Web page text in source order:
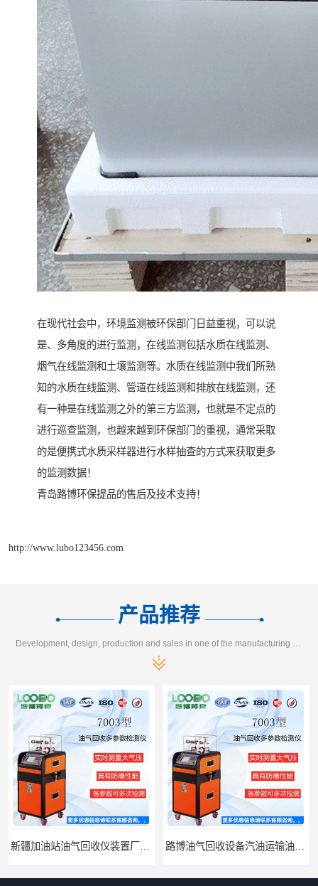
在现代社会中，环境监测被环保部门日益重视，可以说
是、多角度的进行监测，在线监测包括水质在线监测、
烟气在线监测和土壤监测等。水质在线监测中我们所熟
知的水质在线监测、管道在线监测和排放在线监测，还
有一种是在线监测之外的第三方监测，也就是不定点的
进行巡查监测，也越来越到环保部门的重视，通常采取
的是便携式水质采样器进行水样抽查的方式来获取更多
的监测数据！
青岛路博环保提品的售后及技术支持！
http://www.lubo123456.com
产品推荐